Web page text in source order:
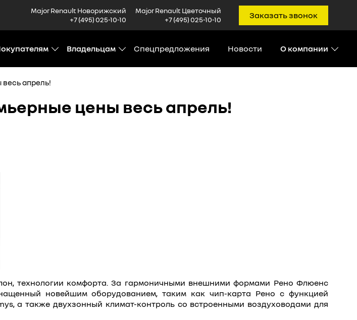
Major Renault Новорижский
+7 (495) 025-10-10
Major Renault Цветочный
+7 (495) 025-10-10
Заказать звонок
Владельцам Спецпредложения Новости О компании
апрель!
цены весь апрель!
технологии комфорта. За гармоничными внешними формами Рено Флюенс
новейшим оборудованием, таким как чип-карта Рено с функцией
а также двухзонный климат-контроль со встроенными воздуховодами для